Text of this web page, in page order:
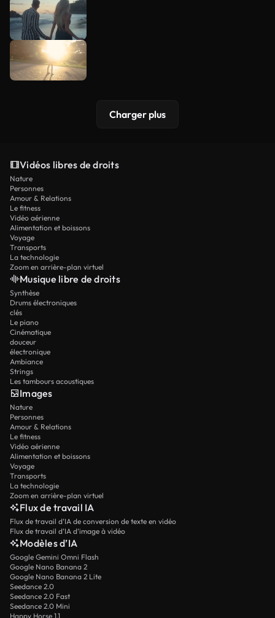
Charger plus
Vidéos libres de droits
Nature
Personnes
Amour & Relations
Le fitness
Vidéo aérienne
Alimentation et boissons
Voyage
Transports
La technologie
Zoom en arrière-plan virtuel
Musique libre de droits
Synthèse
Drums électroniques
clés
Le piano
Cinématique
douceur
électronique
Ambiance
Strings
Les tambours acoustiques
Images
Nature
Personnes
Amour & Relations
Le fitness
Vidéo aérienne
Alimentation et boissons
Voyage
Transports
La technologie
Zoom en arrière-plan virtuel
Flux de travail IA
Flux de travail d’IA de conversion de texte en vidéo
Flux de travail d’IA d’image à vidéo
Modèles d’IA
Google Gemini Omni Flash
Google Nano Banana 2
Google Nano Banana 2 Lite
Seedance 2.0
Seedance 2.0 Fast
Seedance 2.0 Mini
Happy Horse 1.1